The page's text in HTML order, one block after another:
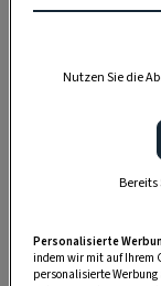
Nutzen Sie die
Bereits
Personalisierte
indem wir mit auf Ihrem
personalisierte